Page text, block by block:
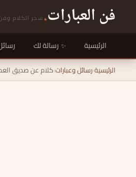
فن العبارات.سحر الكلام
الرئيسية رسالة لك
الرئيسية›رسائل وعبارات›كلام عن صديق